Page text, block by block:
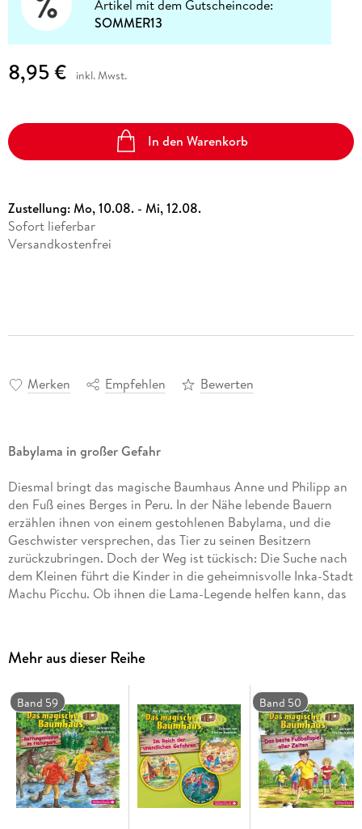
Artikel mit dem Gutscheincode:
SOMMER13
8,95 € inkl. Mwst.
In den Warenkorb
Zustellung:Mo, 10.08. - Mi, 12.08.
Sofort lieferbar
Versandkostenfrei
Merken Empfehlen Bewerten
Babylama in großer Gefahr
Diesmal bringt das magische Baumhaus Anne und Philipp an
den Fuß eines Berges in Peru. In der Nähe lebende Bauern
erzählen ihnen von einem gestohlenen Babylama, und die
Geschwister versprechen, das Tier zu seinen Besitzern
zurückzubringen. Doch der Weg ist tückisch: Die Suche nach
dem Kleinen führt die Kinder in die geheimnisvolle Inka-Stadt
Machu Picchu. Ob ihnen die Lama-Legende helfen kann, das
Mehr aus dieser Reihe
Band 59 Band 50